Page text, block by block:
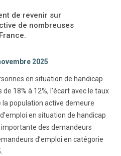
de revenir sur
de nombreuses
2025
en situation de handicap
18% à 12%, l’écart avec le taux
la population active demeure
en situation de handicap
des demandeurs
d’emploi en catégorie